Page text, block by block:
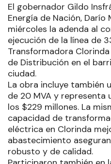
El gobernador Gildo
Energía de Nación,
miércoles la adenda al
ejecución de la línea de
Transformadora
de Distribución en el
ciudad.
La obra incluye también
de 20 MVA y representa
los $229 millones. La
capacidad de
eléctrica en Clorinda
abastecimiento
robusto y de calidad.